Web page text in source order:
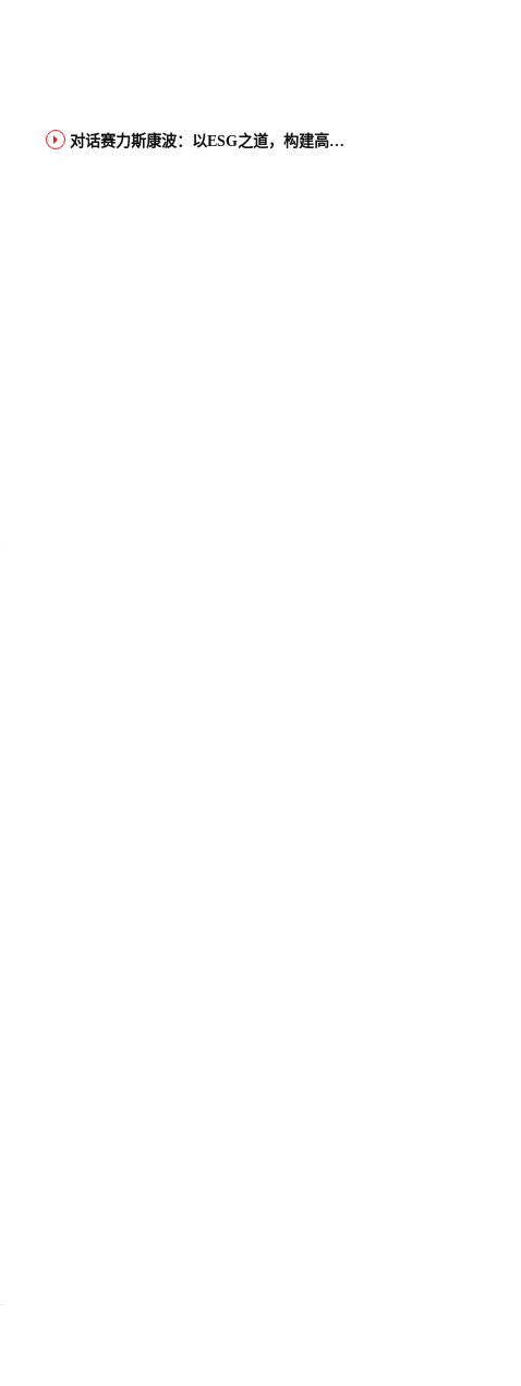
对话赛力斯康波：以ESG之道，构建高端智能汽车品牌全球竞争力